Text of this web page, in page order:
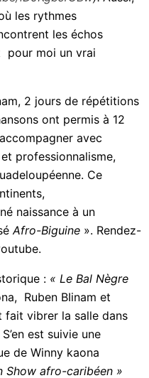
2000 et au Centre
résonne le
iDJKgbsfGBw).
les rythmes
pour moi un vrai
2 jours de
de 19 chansons ont
rigueur et
de la biguine
entre deux
Afro-Biguine».
sur youtube.
:« Le Bal Nègre
Ruben BIinam et
fait vibrer la salle dans